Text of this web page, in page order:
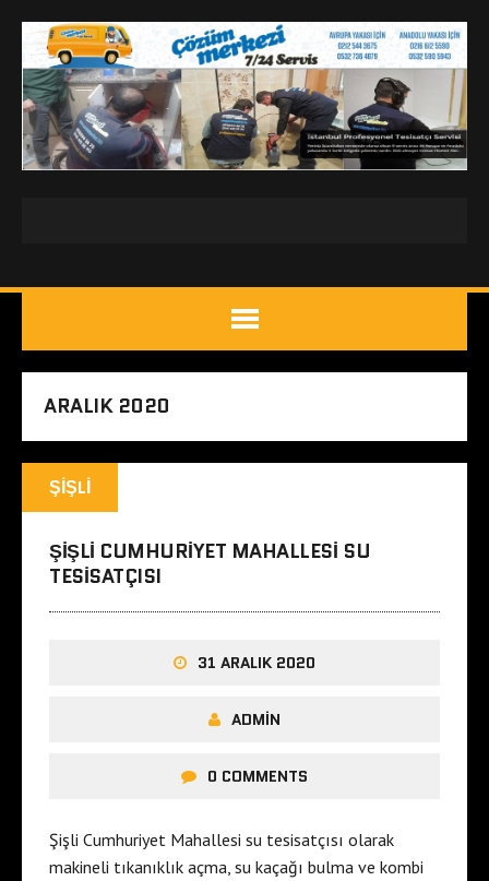
ARALIK 2020
ŞIŞLI
ŞIŞLI CUMHURIYET MAHALLESI SU
TESISATÇISI
31 ARALIK 2020
ADMIN
0 COMMENTS
Şişli Cumhuriyet Mahallesi su tesisatçısı olarak
makineli tıkanıklık açma, su kaçağı bulma ve kombi